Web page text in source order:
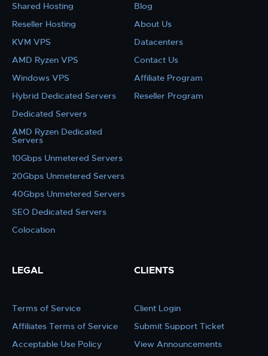
Shared Hosting
Reseller Hosting
KVM VPS
AMD Ryzen VPS
Windows VPS
Hybrid Dedicated Servers
Dedicated Servers
AMD Ryzen Dedicated
Servers
10Gbps Unmetered Servers
20Gbps Unmetered Servers
40Gbps Unmetered Servers
SEO Dedicated Servers
Colocation
Blog
About Us
Datacenters
Contact Us
Affiliate Program
Reseller Program
LEGAL
Terms of Service
Affiliates Terms of Service
Acceptable Use Policy
CLIENTS
Client Login
Submit Support Ticket
View Announcements